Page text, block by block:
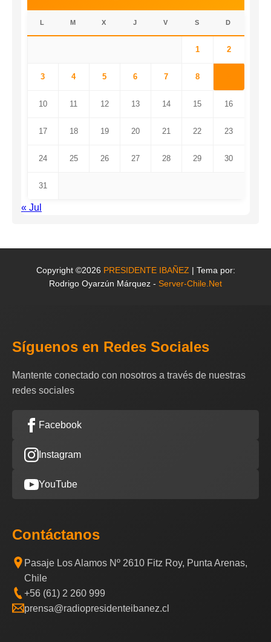
L M X J V S D
1 2
3 4 5 6 7 8
10 11 12 13 14 15 16
17 18 19 20 21 22 23
24 25 26 27 28 29 30
31
« Jul
Copyright ©2026 PRESIDENTE IBAÑEZ | Tema por:
Rodrigo Oyarzún Márquez - Server-Chile.Net
Síguenos en Redes Sociales
Mantente conectado con nosotros a través de nuestras
redes sociales
Facebook
Instagram
YouTube
Contáctanos
Pasaje Los Alamos Nº 2610 Fitz Roy, Punta Arenas,
Chile
+56 (61) 2 260 999
prensa@radiopresidenteibanez.cl